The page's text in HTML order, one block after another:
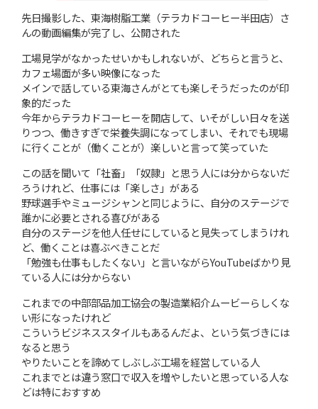
先日撮影した、東海樹脂工業（テラカドコーヒー半田店）さ
んの動画編集が完了し、公開された
工場見学がなかったせいかもしれないが、どちらと言うと、
カフェ場面が多い映像になった
メインで話している東海さんがとても楽しそうだったのが印
象的だった
今年からテラカドコーヒーを開店して、いそがしい日々を送
りつつ、働きすぎで栄養失調になってしまい、それでも現場
に行くことが（働くことが）楽しいと言って笑っていた
この話を聞いて「社畜」「奴隷」と思う人には分からないだ
ろうけれど、仕事には「楽しさ」がある
野球選手やミュージシャンと同じように、自分のステージで
誰かに必要とされる喜びがある
自分のステージを他人任せにしていると見失ってしまうけれ
ど、働くことは喜ぶべきことだ
「勉強も仕事もしたくない」と言いながらYouTubeばかり見
ている人には分からない
これまでの中部部品加工協会の製造業紹介ムービーらしくな
い形になったけれど
こういうビジネススタイルもあるんだよ、という気づきには
なると思う
やりたいことを諦めてしぶしぶ工場を経営している人
これまでとは違う窓口で収入を増やしたいと思っている人な
どは特におすすめ